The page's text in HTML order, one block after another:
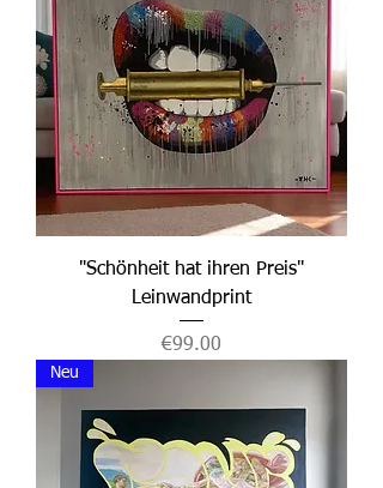
"Schönheit hat ihren Preis"
Leinwandprint
Price
€99.00
Neu